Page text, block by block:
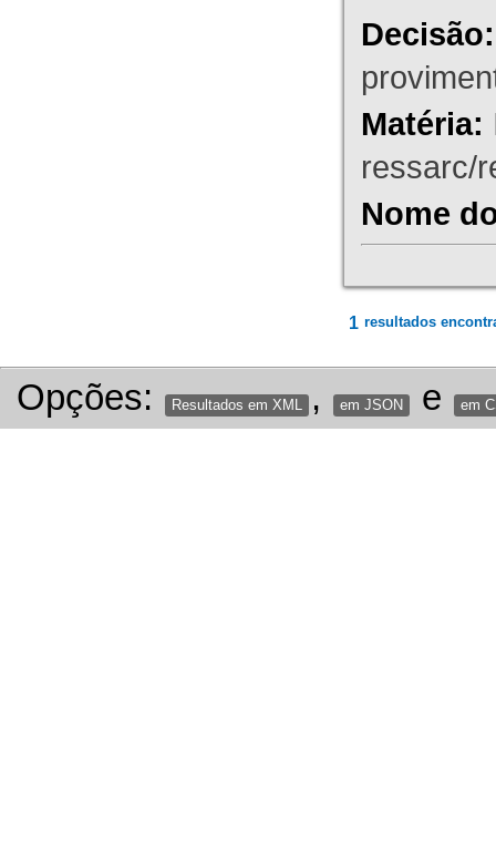
Decisão:
Matéria:
ressarc/
Nome
1 resultados
Opções: Resultados em XML , em JSON e em